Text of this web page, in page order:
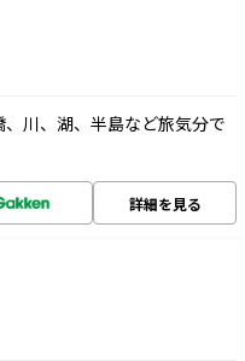
川、湖、半島など旅気分で
詳細を見る